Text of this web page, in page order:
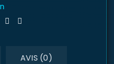
AVIS (0)